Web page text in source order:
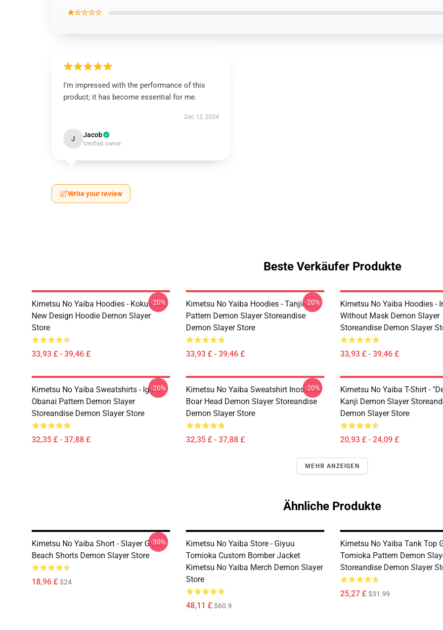
★☆☆☆☆
I’m impressed with the performance of this
product; it has become essential for me.
Dec 12, 2024
J Jacob
Verified owner
Write your review
Beste Verkäufer Produkte
Kimetsu No Yaiba Hoodies - Kokushibo
New Design Hoodie Demon Slayer
Store
33,93 £ - 39,46 £
-20%
Kimetsu No Yaiba Hoodies - Tanjiro
Pattern Demon Slayer Storeandise
Demon Slayer Store
33,93 £ - 39,46 £
-20%
Kimetsu No Yaiba Hoodies -
Without Mask Demon Slayer
Storeandise Demon Slayer
33,93 £ - 39,46 £
Kimetsu No Yaiba Sweatshirts - Iguro
Obanai Pattern Demon Slayer
Storeandise Demon Slayer Store
32,35 £ - 37,88 £
-20%
Kimetsu No Yaiba Sweatshirt Inosuke's
Boar Head Demon Slayer Storeandise
Demon Slayer Store
32,35 £ - 37,88 £
-20%
Kimetsu No Yaiba T-Shirt -
Kanji Demon Slayer
Demon Slayer Store
20,93 £ - 24,09 £
MEHR ANZEIGEN
Ähnliche Produkte
Kimetsu No Yaiba Short - Slayer Giyu
Beach Shorts Demon Slayer Store
18,96 £ $24
-30%
Kimetsu No Yaiba Store - Giyuu
Tomioka Custom Bomber Jacket
Kimetsu No Yaiba Merch Demon Slayer
Store
48,11 £ $60.9
Kimetsu No Yaiba Tank Top
Tomioka Pattern Demon
Storeandise Demon Slayer
25,27 £ $31.99